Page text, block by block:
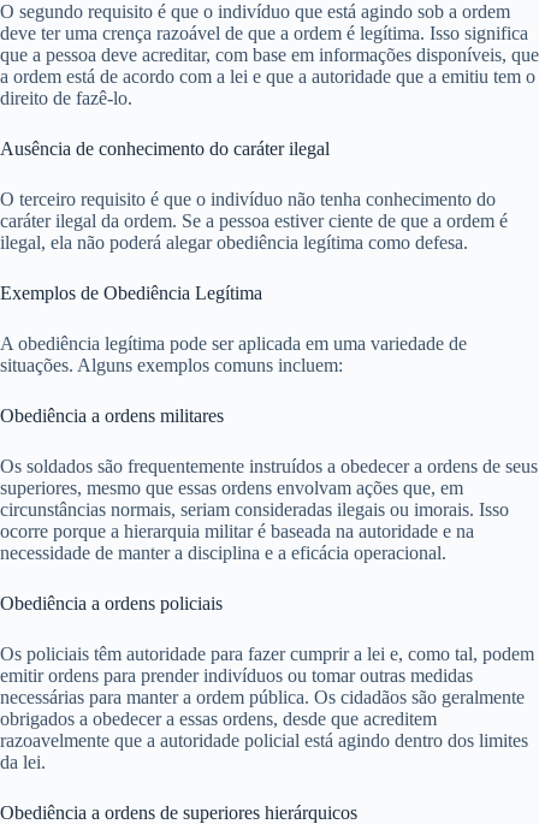
O segundo requisito é que o indivíduo que está agindo sob a ordem
deve ter uma crença razoável de que a ordem é legítima. Isso significa
que a pessoa deve acreditar, com base em informações disponíveis, que
a ordem está de acordo com a lei e que a autoridade que a emitiu tem o
direito de fazê-lo.
Ausência de conhecimento do caráter ilegal
O terceiro requisito é que o indivíduo não tenha conhecimento do
caráter ilegal da ordem. Se a pessoa estiver ciente de que a ordem é
ilegal, ela não poderá alegar obediência legítima como defesa.
Exemplos de Obediência Legítima
A obediência legítima pode ser aplicada em uma variedade de
situações. Alguns exemplos comuns incluem:
Obediência a ordens militares
Os soldados são frequentemente instruídos a obedecer a ordens de seus
superiores, mesmo que essas ordens envolvam ações que, em
circunstâncias normais, seriam consideradas ilegais ou imorais. Isso
ocorre porque a hierarquia militar é baseada na autoridade e na
necessidade de manter a disciplina e a eficácia operacional.
Obediência a ordens policiais
Os policiais têm autoridade para fazer cumprir a lei e, como tal, podem
emitir ordens para prender indivíduos ou tomar outras medidas
necessárias para manter a ordem pública. Os cidadãos são geralmente
obrigados a obedecer a essas ordens, desde que acreditem
razoavelmente que a autoridade policial está agindo dentro dos limites
da lei.
Obediência a ordens de superiores hierárquicos